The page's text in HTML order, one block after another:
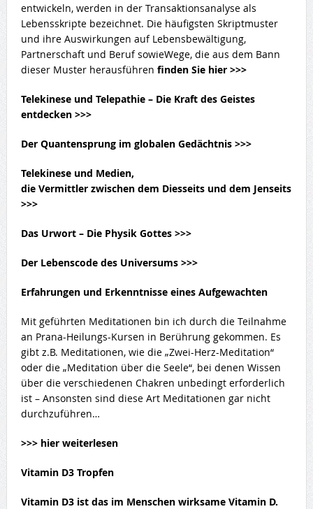
entwickeln, werden in der Transaktionsanalyse als
Lebensskripte bezeichnet. Die häufigsten Skriptmuster
und ihre Auswirkungen auf Lebensbewältigung,
Partnerschaft und Beruf sowieWege, die aus dem Bann
dieser Muster herausführen finden Sie hier >>>
Telekinese und Telepathie – Die Kraft des Geistes
entdecken >>>
Der Quantensprung im globalen Gedächtnis >>>
Telekinese und Medien,
die Vermittler zwischen dem Diesseits und dem Jenseits
>>>
Das Urwort – Die Physik Gottes >>>
Der Lebenscode des Universums >>>
Erfahrungen und Erkenntnisse eines Aufgewachten
Mit geführten Meditationen bin ich durch die Teilnahme
an Prana-Heilungs-Kursen in Berührung gekommen. Es
gibt z.B. Meditationen, wie die „Zwei-Herz-Meditation“
oder die „Meditation über die Seele“, bei denen Wissen
über die verschiedenen Chakren unbedingt erforderlich
ist – Ansonsten sind diese Art Meditationen gar nicht
durchzuführen…
>>> hier weiterlesen
Vitamin D3 Tropfen
Vitamin D3 ist das im Menschen wirksame Vitamin D.